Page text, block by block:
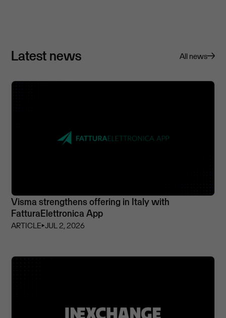
Latest news All news
Visma strengthens offering in Italy with
FatturaElettronica App
ARTICLE⏵JUL 2, 2026